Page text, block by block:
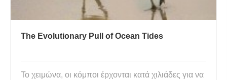
The Evolutionary Pull of Ocean Tides
Το χειμώνα, οι κόμποι έρχονται κατά χιλιάδες για να